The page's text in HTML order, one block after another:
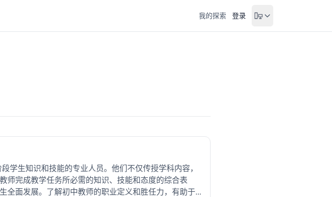
我的探索 登录
学生知识和技能的专业人员。他们不仅传授学科内容，
师完成教学任务所必需的知识、技能和态度的综合表
全面发展。了解初中教师的职业定义和胜任力，有助于...